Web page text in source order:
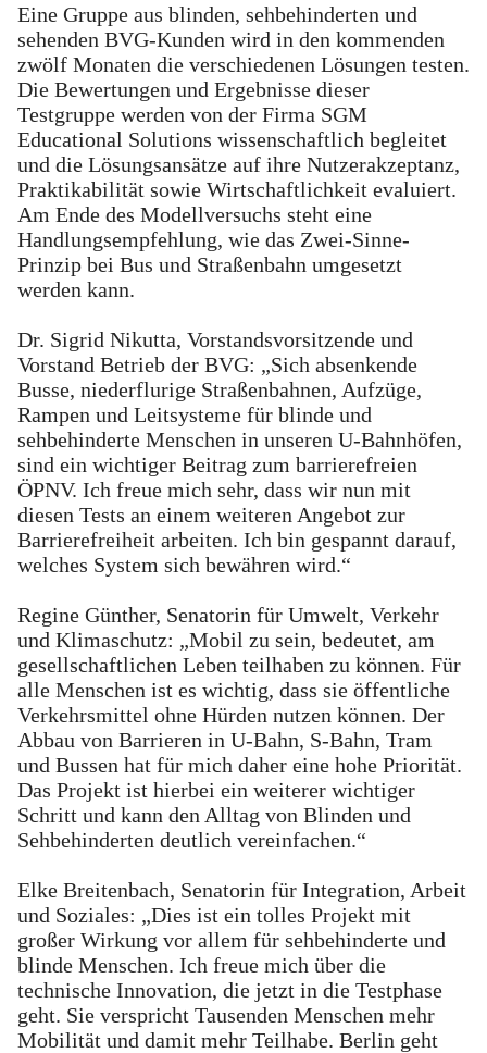
Eine Gruppe aus blinden, sehbehinderten und
sehenden BVG-Kunden wird in den kommenden
zwölf Monaten die verschiedenen Lösungen testen.
Die Bewertungen und Ergebnisse dieser
Testgruppe werden von der Firma SGM
Educational Solutions wissenschaftlich begleitet
und die Lösungsansätze auf ihre Nutzerakzeptanz,
Praktikabilität sowie Wirtschaftlichkeit evaluiert.
Am Ende des Modellversuchs steht eine
Handlungsempfehlung, wie das Zwei-Sinne-
Prinzip bei Bus und Straßenbahn umgesetzt
werden kann.
Dr. Sigrid Nikutta, Vorstandsvorsitzende und
Vorstand Betrieb der BVG: „Sich absenkende
Busse, niederflurige Straßenbahnen, Aufzüge,
Rampen und Leitsysteme für blinde und
sehbehinderte Menschen in unseren U-Bahnhöfen,
sind ein wichtiger Beitrag zum barrierefreien
ÖPNV. Ich freue mich sehr, dass wir nun mit
diesen Tests an einem weiteren Angebot zur
Barrierefreiheit arbeiten. Ich bin gespannt darauf,
welches System sich bewähren wird.“
Regine Günther, Senatorin für Umwelt, Verkehr
und Klimaschutz: „Mobil zu sein, bedeutet, am
gesellschaftlichen Leben teilhaben zu können. Für
alle Menschen ist es wichtig, dass sie öffentliche
Verkehrsmittel ohne Hürden nutzen können. Der
Abbau von Barrieren in U-Bahn, S-Bahn, Tram
und Bussen hat für mich daher eine hohe Priorität.
Das Projekt ist hierbei ein weiterer wichtiger
Schritt und kann den Alltag von Blinden und
Sehbehinderten deutlich vereinfachen.“
Elke Breitenbach, Senatorin für Integration, Arbeit
und Soziales: „Dies ist ein tolles Projekt mit
großer Wirkung vor allem für sehbehinderte und
blinde Menschen. Ich freue mich über die
technische Innovation, die jetzt in die Testphase
geht. Sie verspricht Tausenden Menschen mehr
Mobilität und damit mehr Teilhabe. Berlin geht